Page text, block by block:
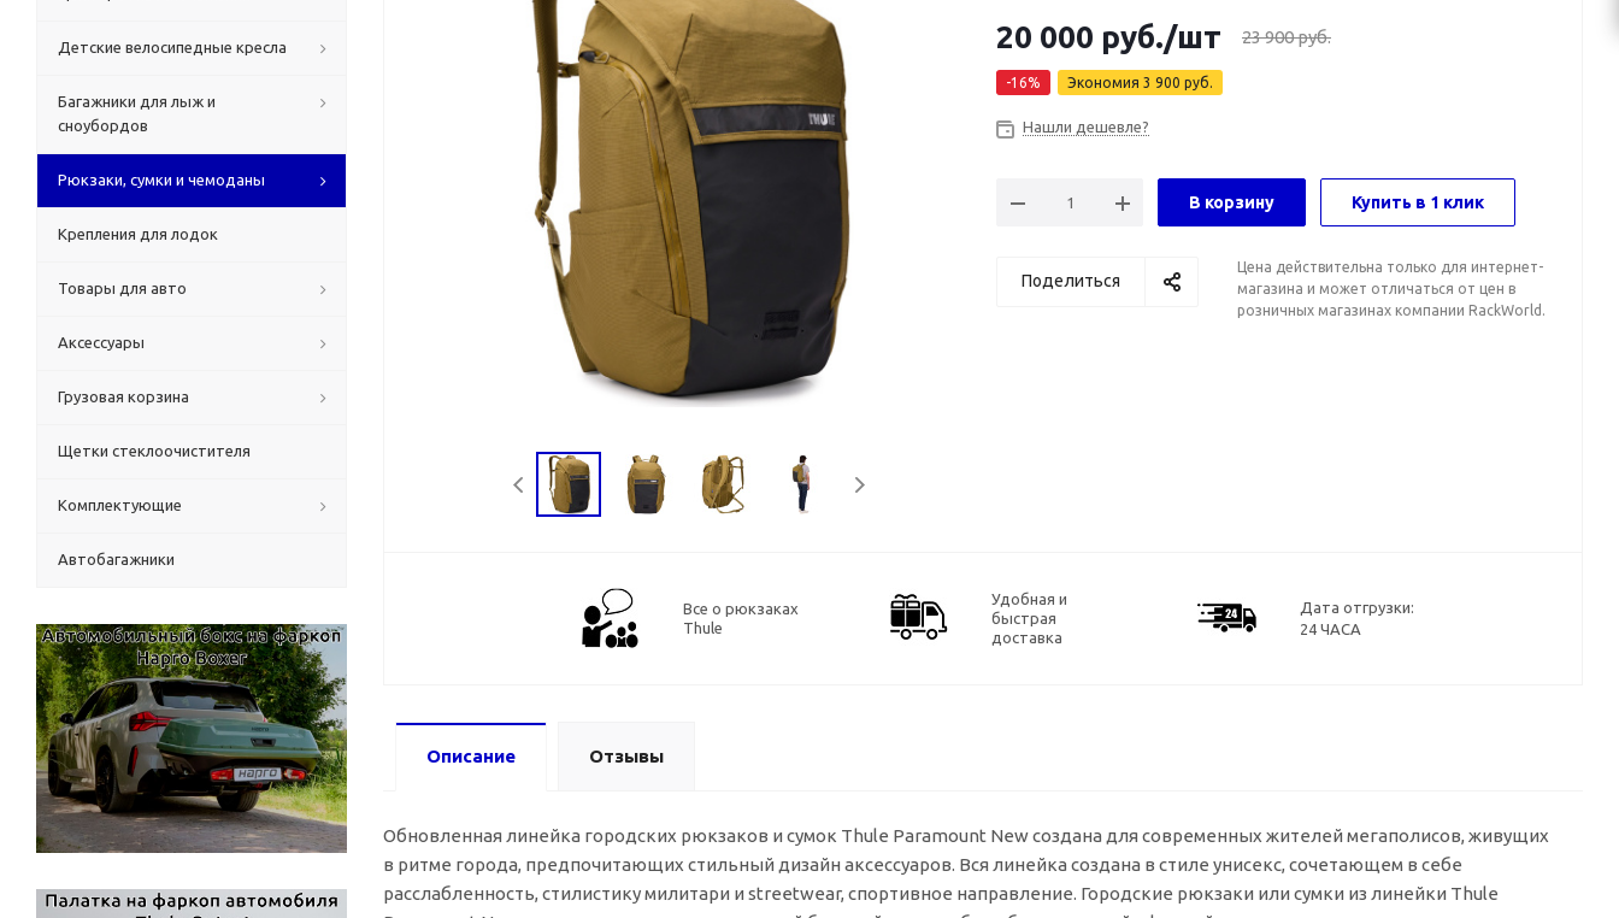
20 000 руб./шт 23 900руб.
-16% Экономия 3 900 руб.
Нашли дешевле?
В корзину Купить в 1 клик
Поделиться
Цена действительна только для интернет-
магазина и может отличаться от цен в
розничных магазинах компании RackWorld.
Все о рюкзаках
Thule
Удобная и
быстрая
доставка
Дата отгрузки:
24 ЧАСА
Описание Отзывы
Обновленная линейка городских рюкзаков и сумок Thule Paramount New создана для современных жителей мегаполисов, живущих
в ритме города, предпочитающих стильный дизайн аксессуаров. Вся линейка создана в стиле унисекс, сочетающем в себе
расслабленность, стилистику милитари и streetwear, спортивное направление. Городские рюкзаки или сумки из линейки Thule
Детские велосипедные кресла
Багажники для лыж и
сноубордов
Рюкзаки, сумки и чемоданы
Крепления для лодок
Товары для авто
Аксессуары
Грузовая корзина
Щетки стеклоочистителя
Комплектующие
Автобагажники